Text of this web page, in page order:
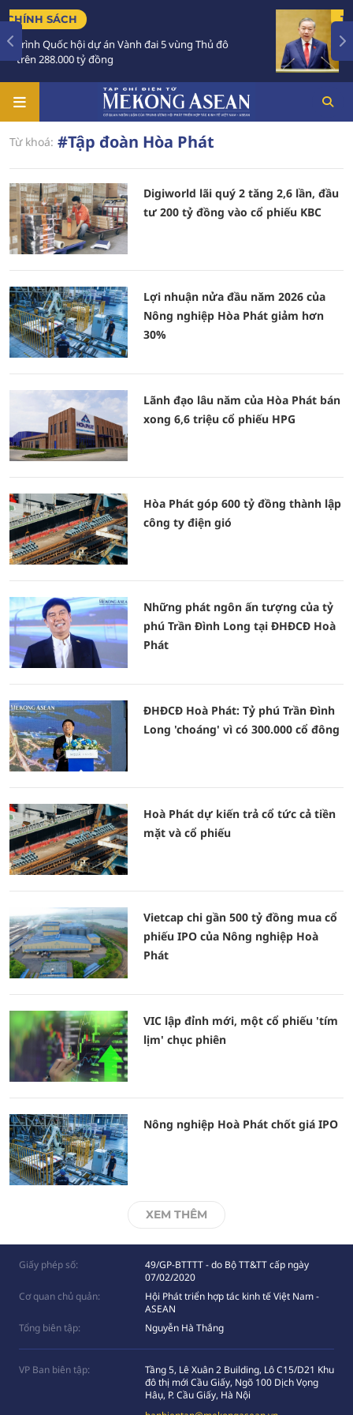
dự án Vành đai 5 vùng Thủ đô
tỷ đồng
TIÊU ĐIỂM
Tổng Bí thư,
Australia và
Từ khoá: #Tập đoàn Hòa Phát
Digiworld lãi quý 2 tăng 2,6 lần, đầu
tư 200 tỷ đồng vào cổ phiếu KBC
Lợi nhuận nửa đầu năm 2026 của
Nông nghiệp Hòa Phát giảm hơn
30%
Lãnh đạo lâu năm của Hòa Phát bán
xong 6,6 triệu cổ phiếu HPG
Hòa Phát góp 600 tỷ đồng thành lập
công ty điện gió
Những phát ngôn ấn tượng của tỷ
phú Trần Đình Long tại ĐHĐCĐ Hoà
Phát
ĐHĐCĐ Hoà Phát: Tỷ phú Trần Đình
Long 'choáng' vì có 300.000 cổ đông
Hoà Phát dự kiến trả cổ tức cả tiền
mặt và cổ phiếu
Vietcap chi gần 500 tỷ đồng mua cổ
phiếu IPO của Nông nghiệp Hoà
Phát
VIC lập đỉnh mới, một cổ phiếu 'tím
lịm' chục phiên
Nông nghiệp Hoà Phát chốt giá IPO
XEM THÊM
Giấy phép số:
49/GP-BTTTT - do Bộ TT&TT cấp ngày
07/02/2020
Cơ quan chủ quản:
Hội Phát triển hợp tác kinh tế Việt Nam -
ASEAN
Tổng biên tập:
Nguyễn Hà Thắng
VP Ban biên tập:
Tầng 5, Lê Xuân 2 Building, Lô C15/D21 Khu
đô thị mới Cầu Giấy, Ngõ 100 Dịch Vọng
Hâụ, P. Cầu Giấy, Hà Nội